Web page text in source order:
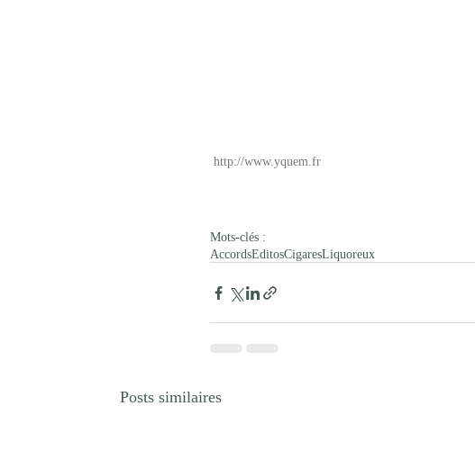
http://www.yquem.fr
Mots-clés :
AccordsEditosCigaresLiquoreux
Posts similaires